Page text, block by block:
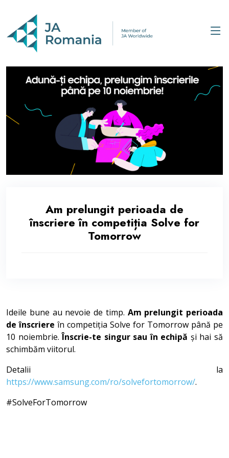
Am prelungit perioada de
înscriere în competiția Solve for
Tomorrow
Ideile bune au nevoie de timp. Am prelungit perioada
de înscriere în competiția Solve for Tomorrow până pe
10 noiembrie.Înscrie-te singur sau în echipă și hai să
schimbăm viitorul.
Detalii la
https://www.samsung.com/ro/solvefortomorrow/.
#SolveForTomorrow